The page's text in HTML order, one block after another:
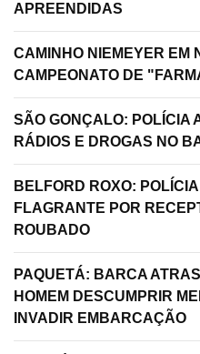
APREENDIDAS
CAMINHO NIEMEYER EM
CAMPEONATO DE
SÃO GONÇALO: POLÍCIA
RÁDIOS E DROGAS NO
BELFORD ROXO:
FLAGRANTE POR
ROUBADO
PAQUETÁ: BARCA
HOMEM DESCUMPRIR
INVADIR EMBARCAÇÃO